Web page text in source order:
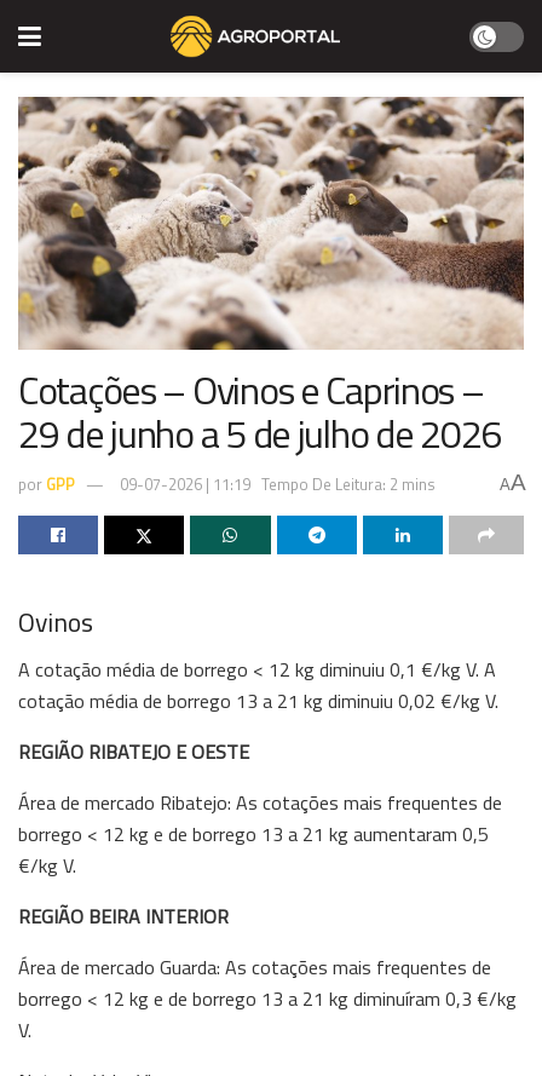
Cotações – Ovinos e Caprinos –
29 de junho a 5 de julho de 2026
por GPP 09-07-2026 | 11:19 Tempo De Leitura: 2 mins AA
Ovinos
A cotação média de borrego < 12 kg diminuiu 0,1 €/kg V. A
cotação média de borrego 13 a 21 kg diminuiu 0,02 €/kg V.
REGIÃO RIBATEJO E OESTE
Área de mercado Ribatejo: As cotações mais frequentes de
borrego < 12 kg e de borrego 13 a 21 kg aumentaram 0,5
€/kg V.
REGIÃO BEIRA INTERIOR
Área de mercado Guarda: As cotações mais frequentes de
borrego < 12 kg e de borrego 13 a 21 kg diminuíram 0,3 €/kg
V.